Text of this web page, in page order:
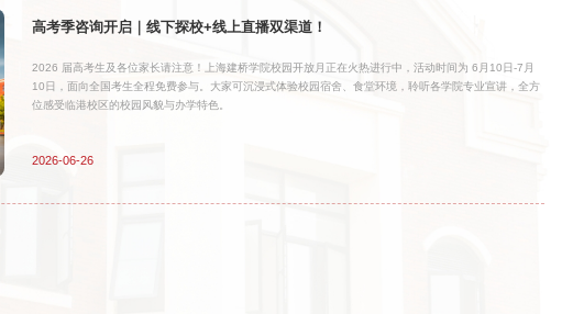
高考季咨询开启｜线下探校+线上直播双渠道！
2026 届高考生及各位家长请注意！上海建桥学院校园开放月正在火热进行中，活动时间为 6月10日-7月
10日，面向全国考生全程免费参与。大家可沉浸式体验校园宿舍、食堂环境，聆听各学院专业宣讲，全方
位感受临港校区的校园风貌与办学特色。
2026-06-26